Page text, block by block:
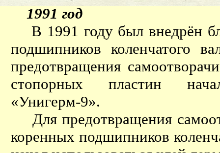
1991 год
В 1991 году был внедрён
подшипников коленчатого
предотвращения
стопорных пластин
«Унигерм-9».
Для предотвращения
коренных подшипников